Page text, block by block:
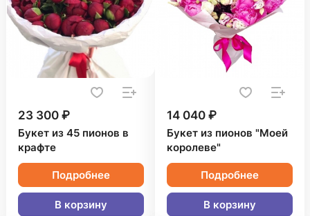
23 300 ₽
Букет из 45 пионов в
крафте
Подробнее
В корзину
14 040 ₽
Букет из пионов "Моей
королеве"
Подробнее
В корзину